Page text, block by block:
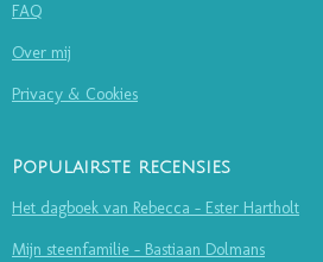
FAQ
Over mij
Privacy & Cookies
Populairste recensies
Het dagboek van Rebecca - Ester Hartholt
Mijn steenfamilie - Bastiaan Dolmans